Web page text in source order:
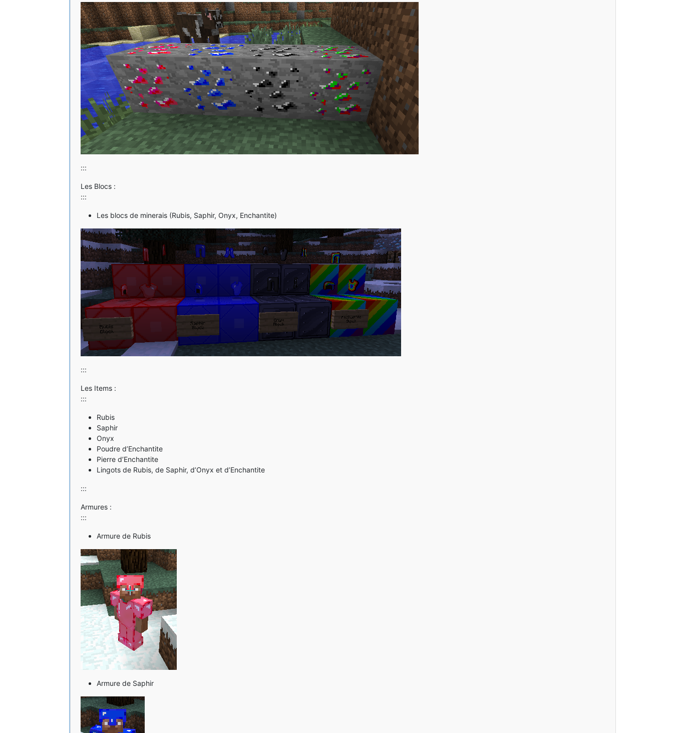
:::
Les Blocs :
:::
Les blocs de minerais (Rubis, Saphir, Onyx, Enchantite)
:::
Les Items :
:::
Rubis
Saphir
Onyx
Poudre d’Enchantite
Pierre d’Enchantite
Lingots de Rubis, de Saphir, d’Onyx et d’Enchantite
:::
Armures :
:::
Armure de Rubis
Armure de Saphir